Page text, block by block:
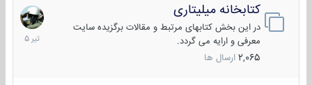
کتابخانه میلیتاری
در این بخش کتابهای مرتبط و مقالات برگزیده سایت
معرفی و ارایه می گردد.
2,065 ارسال ها
16
تیر
1405